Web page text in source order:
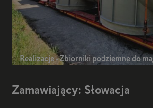
Realizacje - Zbiorniki podziemne do
Zamawiający: Słowacja